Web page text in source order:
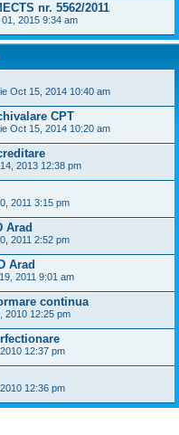
nr. 5562/2011
01, 2015 9:34 am
Oct 15, 2014 10:40 am
CPT
Oct 15, 2014 10:20 am
2013 12:38 pm
2011 3:15 pm
Arad
2011 2:52 pm
Arad
2011 9:01 am
continua
2010 12:25 pm
12:37 pm
12:36 pm